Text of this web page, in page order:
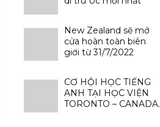
New Zealand sẽ mở
cửa hoàn toàn biên
giới từ 31/7/2022
CƠ HỘI HỌC TIẾNG
ANH TẠI HỌC VIỆN
TORONTO – CANADA.